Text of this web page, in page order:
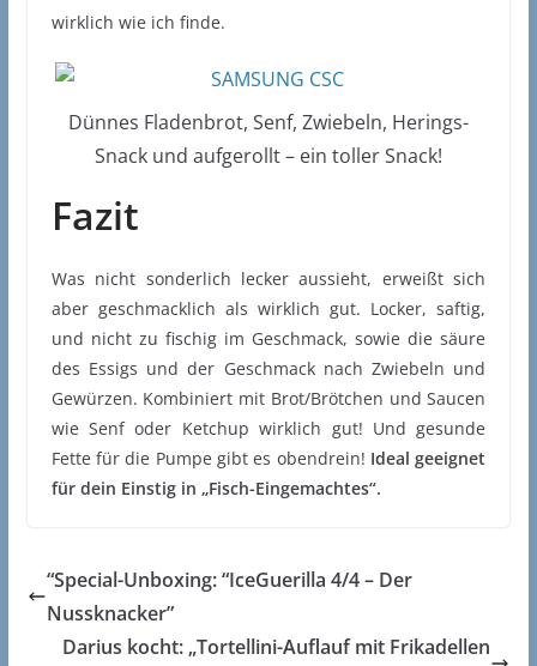
wirklich wie ich finde.
Dünnes Fladenbrot, Senf, Zwiebeln, Herings-
Snack und aufgerollt – ein toller Snack!
Fazit
Was nicht sonderlich lecker aussieht, erweißt sich
aber geschmacklich als wirklich gut. Locker, saftig,
und nicht zu fischig im Geschmack, sowie die säure
des Essigs und der Geschmack nach Zwiebeln und
Gewürzen. Kombiniert mit Brot/Brötchen und Saucen
wie Senf oder Ketchup wirklich gut! Und gesunde
Fette für die Pumpe gibt es obendrein! Ideal geeignet
für dein Einstig in „Fisch-Eingemachtes“.
“Special-Unboxing: “IceGuerilla 4/4 – Der
Nussknacker”
Darius kocht: „Tortellini-Auflauf mit Frikadellen